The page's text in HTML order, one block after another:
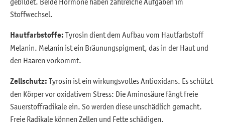
Stoffwechsel.
Hautfarbstoffe: Tyrosin dient dem Aufbau vom Hautfarbstoff
Melanin. Melanin ist ein Bräunungspigment, das in der Haut und
den Haaren vorkommt.
Zellschutz: Tyrosin ist ein wirkungsvolles Antioxidans. Es schützt
den Körper vor oxidativem Stress: Die Aminosäure fängt freie
Sauerstoffradikale ein. So werden diese unschädlich gemacht.
Freie Radikale können Zellen und Fette schädigen.